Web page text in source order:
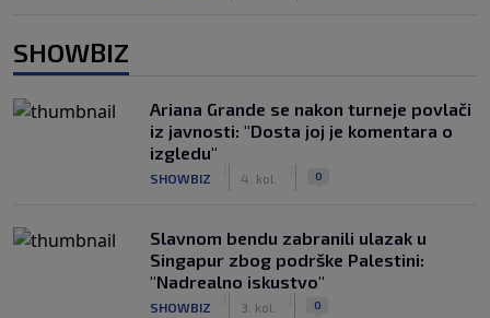
SHOWBIZ
Ariana Grande se nakon turneje povlači
iz javnosti: "Dosta joj je komentara o
izgledu"
SHOWBIZ 4. kol. 0
Slavnom bendu zabranili ulazak u
Singapur zbog podrške Palestini:
"Nadrealno iskustvo"
SHOWBIZ 3. kol. 0